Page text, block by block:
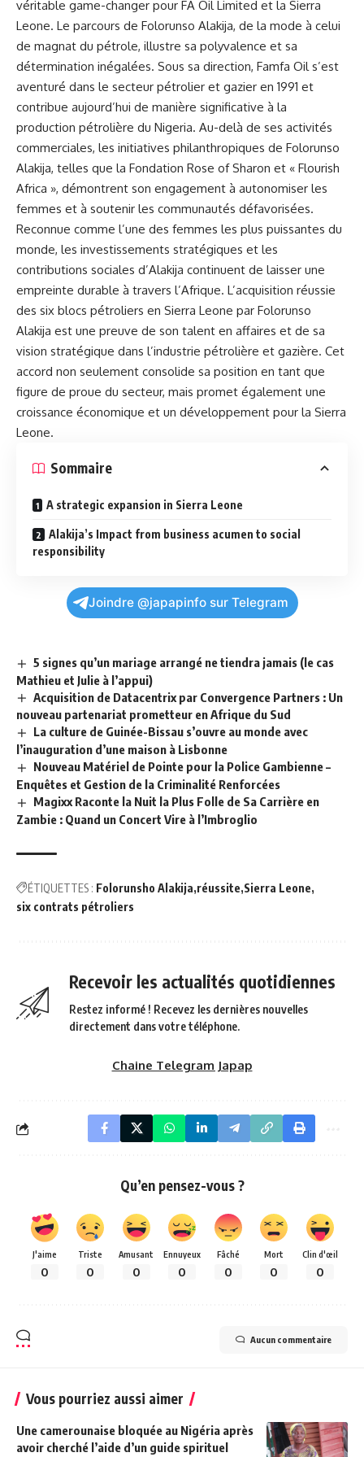
véritable game-changer pour FA Oil Limited et la Sierra
Leone. Le parcours de Folorunso Alakija, de la mode à celui
de magnat du pétrole, illustre sa polyvalence et sa
détermination inégalées. Sous sa direction, Famfa Oil s’est
aventuré dans le secteur pétrolier et gazier en 1991 et
contribue aujourd’hui de manière significative à la
production pétrolière du Nigeria. Au-delà de ses activités
commerciales, les initiatives philanthropiques de Folorunso
Alakija, telles que la Fondation Rose of Sharon et « Flourish
Africa », démontrent son engagement à autonomiser les
femmes et à soutenir les communautés défavorisées.
Reconnue comme l’une des femmes les plus puissantes du
monde, les investissements stratégiques et les
contributions sociales d’Alakija continuent de laisser une
empreinte durable à travers l’Afrique. L’acquisition réussie
des six blocs pétroliers en Sierra Leone par Folorunso
Alakija est une preuve de son talent en affaires et de sa
vision stratégique dans l’industrie pétrolière et gazière. Cet
accord non seulement consolide sa position en tant que
figure de proue du secteur, mais promet également une
croissance économique et un développement pour la Sierra
Leone.
Sommaire
A strategic expansion in Sierra Leone
Alakija’s Impact from business acumen to social
responsibility
Joindre @japapinfo sur Telegram
5 signes qu’un mariage arrangé ne tiendra jamais (le cas
Mathieu et Julie à l’appui)
Acquisition de Datacentrix par Convergence Partners : Un
nouveau partenariat prometteur en Afrique du Sud
La culture de Guinée-Bissau s’ouvre au monde avec
l’inauguration d’une maison à Lisbonne
Nouveau Matériel de Pointe pour la Police Gambienne –
Enquêtes et Gestion de la Criminalité Renforcées
Magixx Raconte la Nuit la Plus Folle de Sa Carrière en
Zambie : Quand un Concert Vire à l’Imbroglio
ÉTIQUETTES : Folorunsho Alakija réussite Sierra Leone
six contrats pétroliers
Recevoir les actualités quotidiennes
Restez informé ! Recevez les dernières nouvelles
directement dans votre téléphone.
Chaine Telegram Japap
Qu’en pensez-vous ?
J'aime
0
Triste
0
Amusant
0
Ennuyeux
0
Fâché
0
Mort
0
Clin d'œil
0
Aucun commentaire
Vous pourriez aussi aimer
Une camerounaise bloquée au Nigéria après
avoir cherché l’aide d’un guide spirituel